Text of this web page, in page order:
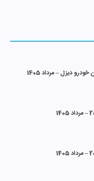
دیزل – مرداد 1405